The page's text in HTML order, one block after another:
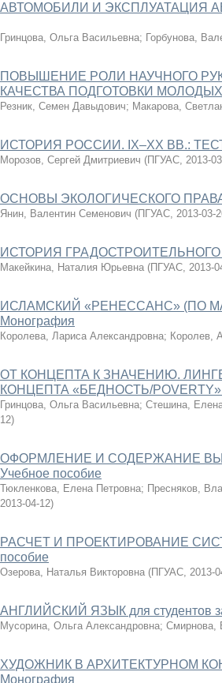
АВТОМОБИЛИ И ЭКСПЛУАТАЦИЯ
Гринцова, Ольга Васильевна; Горбунова,
ПОВЫШЕНИЕ РОЛИ НАУЧНОГО
КАЧЕСТВА ПОДГОТОВКИ
Резник, Семен Давыдович; Макарова,
ИСТОРИЯ РОССИИ. IX–XX ВВ.:
Морозов, Сергей Дмитриевич (ПГУАС, 2013-
ОСНОВЫ ЭКОЛОГИЧЕСКОГО ПРАВА.
Янин, Валентин Семенович (ПГУАС, 2013-03-
ИСТОРИЯ ГРАДОСТРОИТЕЛЬНОГО
Макейкина, Наталия Юрьевна (ПГУАС, 2013-
ИСЛАМСКИЙ «РЕНЕССАНС» (ПО
Монография
Королева, Лариса Александровна; Королев,
ОТ КОНЦЕПТА К ЗНАЧЕНИЮ.
КОНЦЕПТА «БЕДНОСТЬ/
Гринцова, Ольга Васильевна; Стешина,
12)
ОФОРМЛЕНИЕ И СОДЕРЖАНИЕ
Учебное пособие
Тюкленкова, Елена Петровна; Пресняков,
2013-04-12)
РАСЧЕТ И ПРОЕКТИРОВАНИЕ
пособие
Озерова, Наталья Викторовна (ПГУАС, 2013-
АНГЛИЙСКИЙ ЯЗЫК для студентов
Мусорина, Ольга Александровна; Смирнова,
ХУДОЖНИК В АРХИТЕКТУРНОМ
Монография